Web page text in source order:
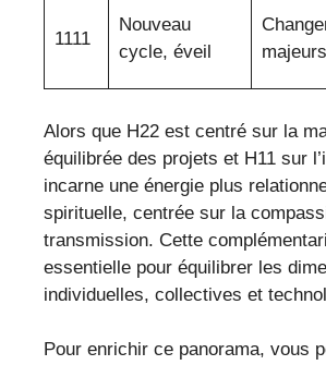
1111
Nouveau
cycle, éveil
majeurs
Alors que H22 est centré sur la
équilibrée des projets et H11 sur
incarne une énergie plus
spirituelle, centrée sur la
transmission. Cette
essentielle pour équilibrer les
individuelles, collectives et
Pour enrichir ce panorama, vous